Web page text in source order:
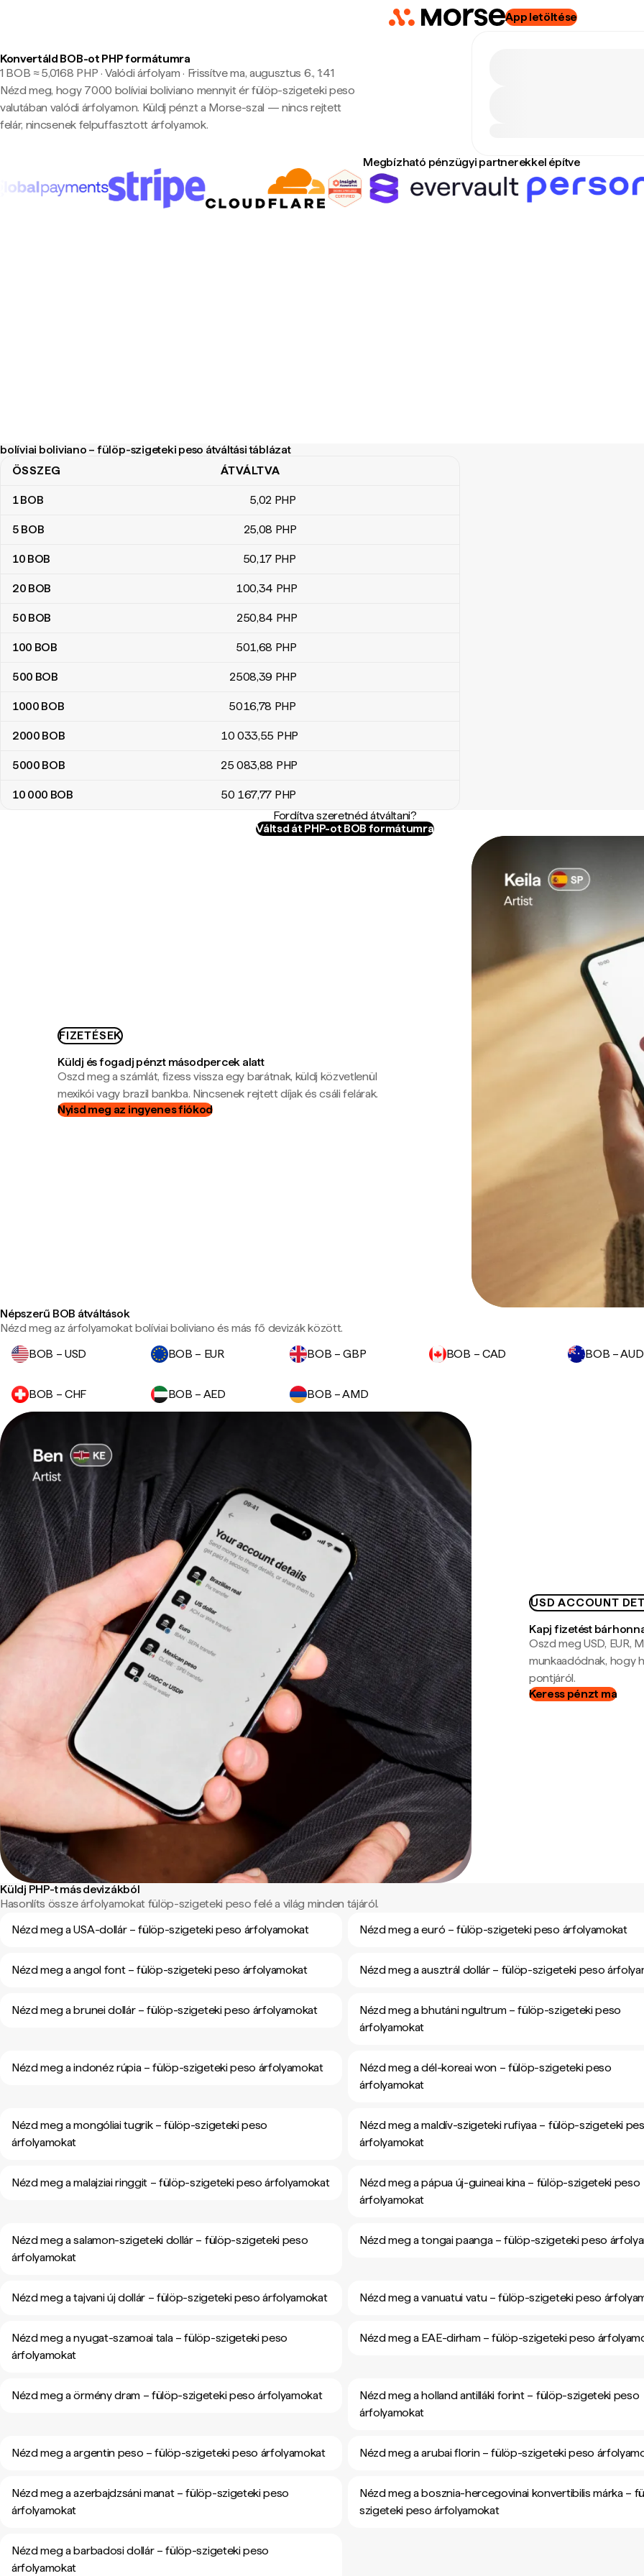
App letöltése
Konvertáld BOB-ot PHP formátumra
1 BOB ≈ 5,0168 PHP · Valódi árfolyam · Frissítve ma, augusztus 6., 1:41
Nézd meg, hogy 7000 bolíviai boliviano mennyit ér fülöp-szigeteki peso
valutában valódi árfolyamon. Küldj pénzt a Morse-szal — nincs rejtett
felár, nincsenek felpuffasztott árfolyamok.
Megbízható pénzügyi partnerekkel építve
bolíviai boliviano – fülöp-szigeteki peso átváltási táblázat
bolíviai boliviano – fülöp-szigeteki peso átváltási táblázat
ÖSSZEG ÁTVÁLTVA
1BOB 5,02 PHP
5 BOB 25,08 PHP
10 BOB 50,17 PHP
20 BOB 100,34 PHP
50 BOB 250,84 PHP
100 BOB 501,68 PHP
500 BOB 2508,39 PHP
1000 BOB 5016,78 PHP
2000 BOB 10 033,55 PHP
5000 BOB 25 083,88 PHP
10 000 BOB 50 167,77 PHP
Fordítva szeretnéd átváltani?
Váltsd át PHP-ot BOB formátumra
FIZETÉSEK
Küldj és fogadj pénzt másodpercek alatt
Oszd meg a számlát, fizess vissza egy barátnak, küldj közvetlenül
mexikói vagy brazil bankba. Nincsenek rejtett díjak és csáli felárak.
Nyisd meg az ingyenes fiókod
Népszerű BOB átváltások
Nézd meg az árfolyamokat bolíviai boliviano és más fő devizák között.
BOB – USD
BOB – EUR BOB – GBP BOB – CAD BOB – AUD
BOB – CHF BOB – AED BOB – AMD
USD ACCOUNT
Kapj fizetést
Oszd meg USD, EUR,
munkaadódnak, hogy
pontjáról.
Keress pénzt ma
Küldj PHP-t más devizákból
Hasonlíts össze árfolyamokat fülöp-szigeteki peso felé a világ minden tájáról.
Nézd meg a USA-dollár – fülöp-szigeteki peso árfolyamokat
Nézd meg a euró – fülöp-szigeteki peso árfolyamokat
Nézd meg a angol font – fülöp-szigeteki peso árfolyamokat Nézd meg a ausztrál dollár – fülöp-szigeteki peso
Nézd meg a brunei dollár – fülöp-szigeteki peso árfolyamokat
Nézd meg a bhutáni ngultrum – fülöp-szigeteki peso
árfolyamokat
Nézd meg a indonéz rúpia – fülöp-szigeteki peso árfolyamokat
Nézd meg a dél-koreai won – fülöp-szigeteki peso
árfolyamokat
Nézd meg a mongóliai tugrik – fülöp-szigeteki peso
árfolyamokat
Nézd meg a maldív-szigeteki rufiyaa – fülöp-szigeteki
árfolyamokat
Nézd meg a malajziai ringgit – fülöp-szigeteki peso árfolyamokat
Nézd meg a pápua új-guineai kina – fülöp-szigeteki peso
árfolyamokat
Nézd meg a salamon-szigeteki dollár – fülöp-szigeteki peso
árfolyamokat
Nézd meg a tongai paanga – fülöp-szigeteki peso
Nézd meg a tajvani új dollár – fülöp-szigeteki peso árfolyamokat Nézd meg a vanuatui vatu – fülöp-szigeteki peso
Nézd meg a nyugat-szamoai tala – fülöp-szigeteki peso
árfolyamokat
Nézd meg a EAE-dirham – fülöp-szigeteki peso
Nézd meg a örmény dram – fülöp-szigeteki peso árfolyamokat
Nézd meg a holland antilláki forint – fülöp-szigeteki peso
árfolyamokat
Nézd meg a argentin peso – fülöp-szigeteki peso árfolyamokat Nézd meg a arubai florin – fülöp-szigeteki peso
Nézd meg a azerbajdzsáni manat – fülöp-szigeteki peso
árfolyamokat
Nézd meg a bosznia-hercegovinai konvertibilis márka –
szigeteki peso árfolyamokat
Nézd meg a barbadosi dollár – fülöp-szigeteki peso
árfolyamokat